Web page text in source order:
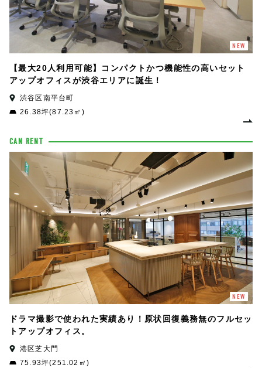
NEW
【最大20人利用可能】コンパクトかつ機能性の高いセット
アップオフィスが渋谷エリアに誕生！
渋谷区南平台町
26.38坪(87.23㎡)
CAN RENT
NEW
ドラマ撮影で使われた実績あり！原状回復義務無のフルセッ
トアップオフィス。
港区芝大門
75.93坪(251.02㎡)